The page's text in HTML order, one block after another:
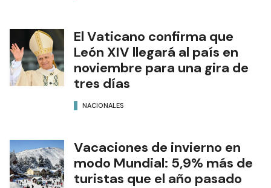
El Vaticano confirma que
León XIV llegará al país en
noviembre para una gira de
tres días
NACIONALES
Vacaciones de invierno en
modo Mundial: 5,9% más de
turistas que el año pasado